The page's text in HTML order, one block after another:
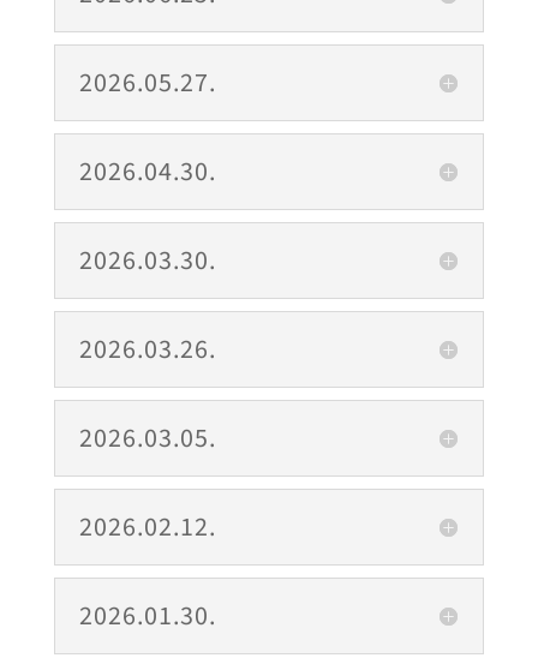
2026.05.27.
2026.04.30.
2026.03.30.
2026.03.26.
2026.03.05.
2026.02.12.
2026.01.30.